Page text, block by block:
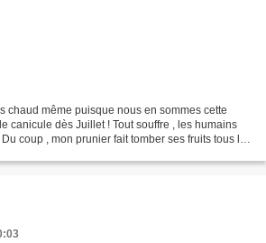
chaud même puisque nous en sommes cette
canicule dès Juillet ! Tout souffre , les humains
coup , mon prunier fait tomber ses fruits tous les